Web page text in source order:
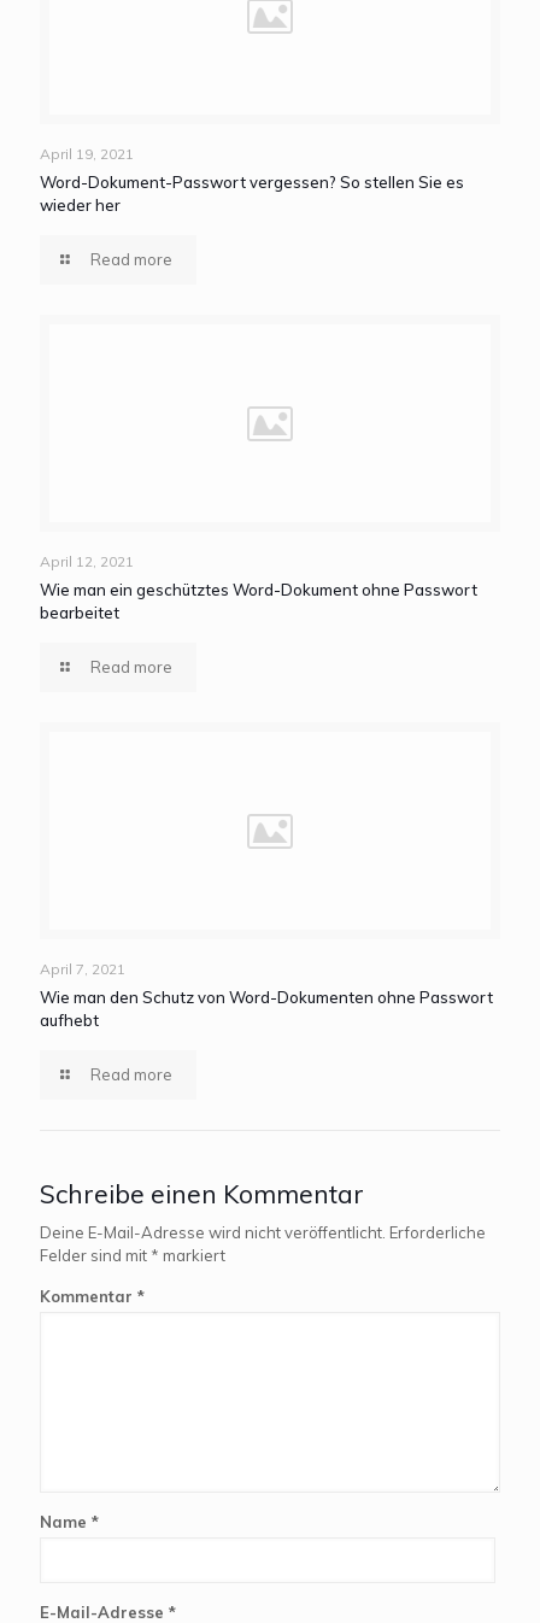
April 19, 2021
Word-Dokument-Passwort vergessen? So stellen Sie es
wieder her
Read more
April 12, 2021
Wie man ein geschütztes Word-Dokument ohne Passwort
bearbeitet
Read more
April 7, 2021
Wie man den Schutz von Word-Dokumenten ohne Passwort
aufhebt
Read more
Schreibe einen Kommentar
Deine E-Mail-Adresse wird nicht veröffentlicht. Erforderliche
Felder sind mit * markiert
Kommentar *
Name *
E-Mail-Adresse *